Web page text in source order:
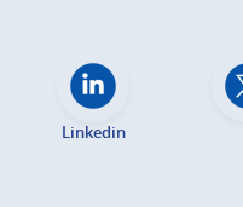
Linkedin